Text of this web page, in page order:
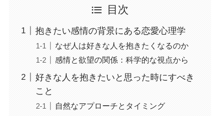
目次
抱きたい感情の背景にある恋愛心理学
なぜ人は好きな人を抱きたくなるのか
感情と欲望の関係：科学的な視点から
好きな人を抱きたいと思った時にすべき
こと
自然なアプローチとタイミング